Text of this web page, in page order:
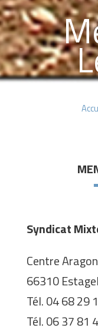
Syndicat
Centre Aragon
66310 Estagel
Tél. 04 68 29
Tél. 06 37 81